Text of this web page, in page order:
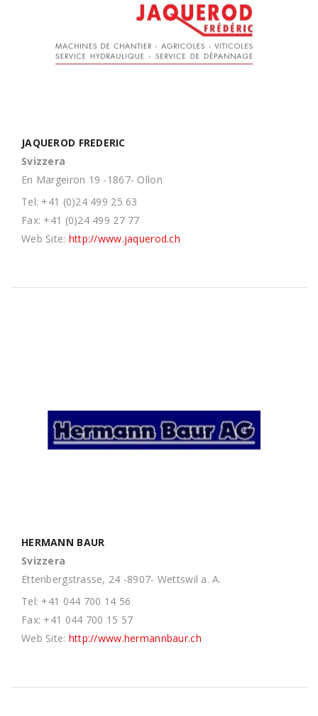
JAQUEROD FREDERIC
Svizzera
En Margeiron 19 -1867- Ollon
Tel: +41 (0)24 499 25 63
Fax: +41 (0)24 499 27 77
Web Site: http://www.jaquerod.ch
HERMANN BAUR
Svizzera
Ettenbergstrasse, 24 -8907- Wettswil a. A.
Tel: +41 044 700 14 56
Fax: +41 044 700 15 57
Web Site: http://www.hermannbaur.ch